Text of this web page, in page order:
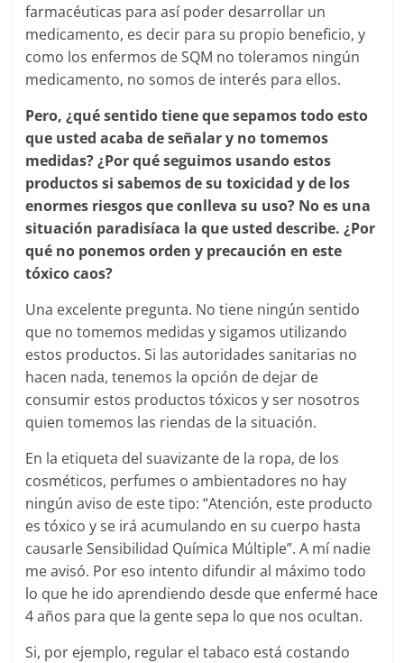
farmacéuticas para así poder desarrollar un
medicamento, es decir para su propio beneficio, y
como los enfermos de SQM no toleramos ningún
medicamento, no somos de interés para ellos.
Pero, ¿qué sentido tiene que sepamos todo esto
que usted acaba de señalar y no tomemos
medidas? ¿Por qué seguimos usando estos
productos si sabemos de su toxicidad y de los
enormes riesgos que conlleva su uso? No es una
situación paradisíaca la que usted describe. ¿Por
qué no ponemos orden y precaución en este
tóxico caos?
Una excelente pregunta. No tiene ningún sentido
que no tomemos medidas y sigamos utilizando
estos productos. Si las autoridades sanitarias no
hacen nada, tenemos la opción de dejar de
consumir estos productos tóxicos y ser nosotros
quien tomemos las riendas de la situación.
En la etiqueta del suavizante de la ropa, de los
cosméticos, perfumes o ambientadores no hay
ningún aviso de este tipo: “Atención, este producto
es tóxico y se irá acumulando en su cuerpo hasta
causarle Sensibilidad Química Múltiple”. A mí nadie
me avisó. Por eso intento difundir al máximo todo
lo que he ido aprendiendo desde que enfermé hace
4 años para que la gente sepa lo que nos ocultan.
Si, por ejemplo, regular el tabaco está costando